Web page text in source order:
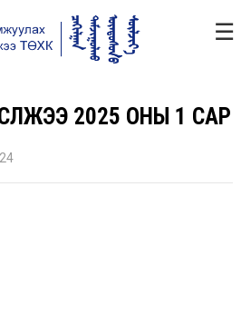
☰
2025 ОНЫ 1 САР